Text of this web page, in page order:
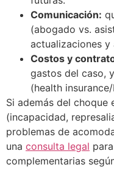
Comunicación:
(abogado vs.
actualizaciones y
Costos y
gastos del caso,
(health
Si además del choque
(incapacidad,
problemas de
una consulta legal
complementarias